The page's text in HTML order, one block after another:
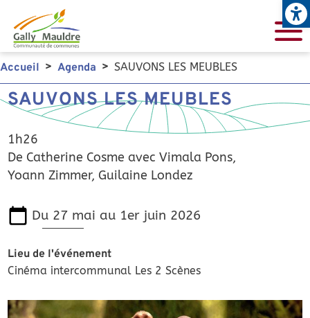
Accueil Agenda SAUVONS LES MEUBLES
SAUVONS LES MEUBLES
1h26
De Catherine Cosme avec Vimala Pons,
Yoann Zimmer, Guilaine Londez
Du 27 mai au 1er juin 2026
Lieu de l'événement
Cinéma intercommunal Les 2 Scènes